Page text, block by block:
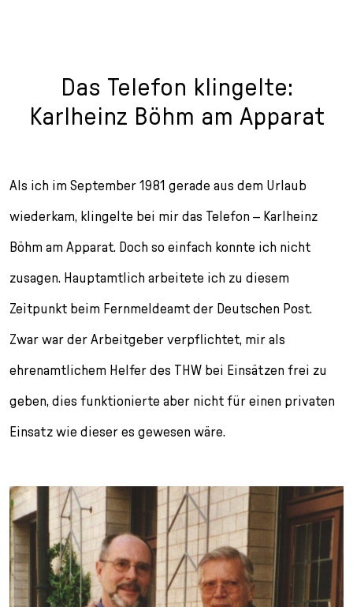
Das Telefon klingelte:
Karlheinz Böhm am Apparat
Als ich im September 1981 gerade aus dem Urlaub
wiederkam, klingelte bei mir das Telefon – Karlheinz
Böhm am Apparat. Doch so einfach konnte ich nicht
zusagen. Hauptamtlich arbeitete ich zu diesem
Zeitpunkt beim Fernmeldeamt der Deutschen Post.
Zwar war der Arbeitgeber verpflichtet, mir als
ehrenamtlichem Helfer des THW bei Einsätzen frei zu
geben, dies funktionierte aber nicht für einen privaten
Einsatz wie dieser es gewesen wäre.